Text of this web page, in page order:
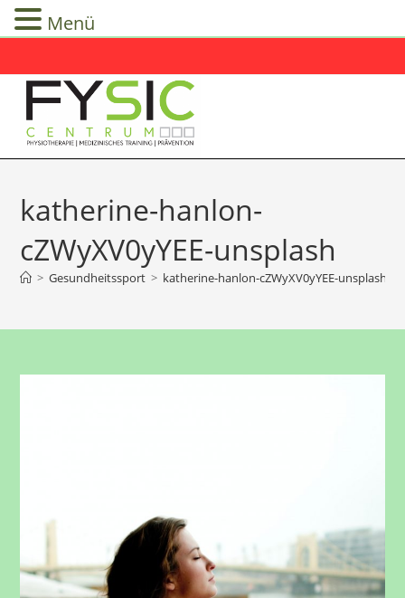
Inhalt
springen
katherine-hanlon-
cZWyXV0yYEE-unsplash
> Gesundheitssport > katherine-hanlon-cZWyXV0yYEE-unsplash
Menü